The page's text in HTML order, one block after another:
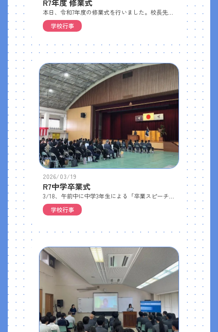
R7年度 修業式
学校行事
2026/03/19
R7中学卒業式
学校行事